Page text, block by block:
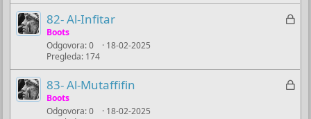
n
o
t
eu
n
o
Z
u
82- Al-Infitar
Boots
Odgovora 0
Pregleda 174
18-02-2025
Z
83- Al-Mutaffifin
Boots
Odgovora 0
18-02-2025